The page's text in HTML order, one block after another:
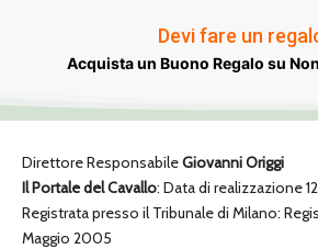
Devi fare un
Acquista un Buono Regalo su
Direttore ResponsabileGiovanni Origgi
Il Portale del Cavallo: Data di realizzazione
Registrata presso il Tribunale di Milano:
Maggio 2005